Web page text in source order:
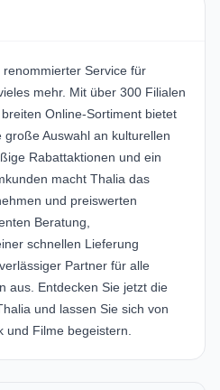
Service für
mehr. Mit über 300 Filialen
Online-Sortiment bietet
Auswahl an kulturellen
Rabattaktionen und ein
macht Thalia das
und preiswerten
Beratung,
schnellen Lieferung
Partner für alle
aus. Entdecken Sie jetzt die
und lassen Sie sich von
und Filme begeistern.